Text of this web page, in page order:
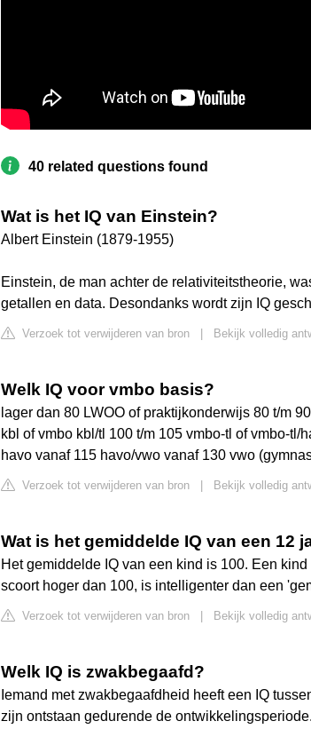
40 related questions found
Wat is het IQ van Einstein?
Albert Einstein (1879-1955)
Einstein, de man achter de relativiteitstheorie,
getallen en data. Desondanks wordt zijn IQ
Verzoek tot verwijderen van bron Bekijk volledig
Welk IQ voor vmbo basis?
lager dan 80 LWOO of praktijkonderwijs 80 t/m
kbl of vmbo kbl/tl 100 t/m 105 vmbo-tl of vmbo-tl/
havo vanaf 115 havo/vwo vanaf 130 vwo
Verzoek tot verwijderen van bron Bekijk volledig
Wat is het gemiddelde IQ van een 12
Het gemiddelde IQ van een kind is 100. Een
scoort hoger dan 100, is intelligenter dan een
Verzoek tot verwijderen van bron Bekijk volledig
Welk IQ is zwakbegaafd?
Iemand met zwakbegaafdheid heeft een IQ
zijn ontstaan gedurende de